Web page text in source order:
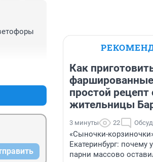
Как
простой рецепт
жительницы
3 минуты 22
«Сыночки-
Екатеринбург: почему
парни массово